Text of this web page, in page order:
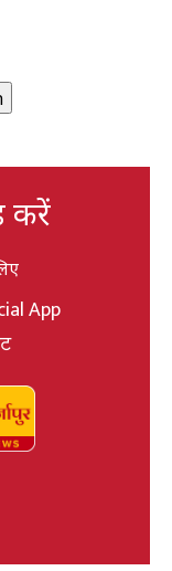
करें
App